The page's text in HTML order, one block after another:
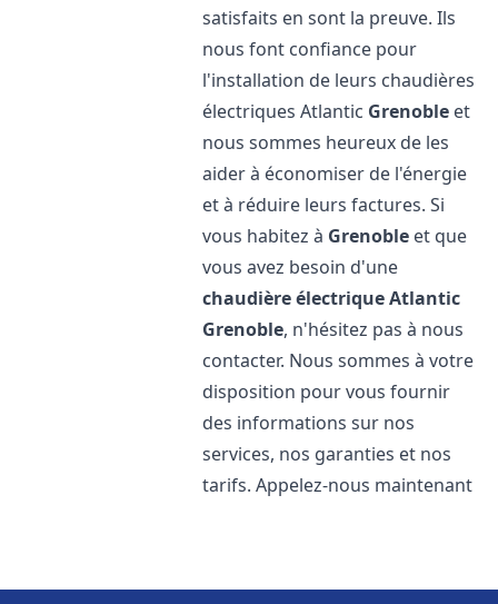
satisfaits en sont la preuve. Ils
nous font confiance pour
l'installation de leurs chaudières
électriques Atlantic Grenoble et
nous sommes heureux de les
aider à économiser de l'énergie
et à réduire leurs factures. Si
vous habitez à Grenoble et que
vous avez besoin d'une
chaudière électrique Atlantic
Grenoble, n'hésitez pas à nous
contacter. Nous sommes à votre
disposition pour vous fournir
des informations sur nos
services, nos garanties et nos
tarifs. Appelez-nous maintenant